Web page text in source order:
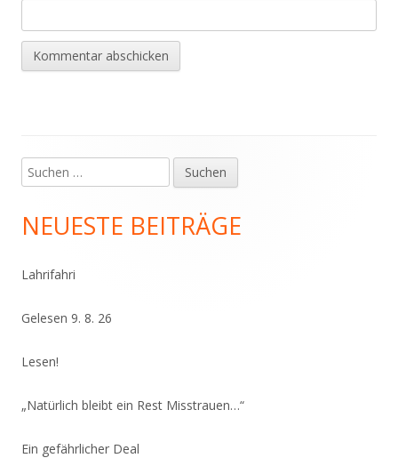
Haupt-
Seitenleiste
Suchen
nach:
NEUESTE BEITRÄGE
Lahrifahri
Gelesen 9. 8. 26
Lesen!
„Natürlich bleibt ein Rest Misstrauen…“
Ein gefährlicher Deal